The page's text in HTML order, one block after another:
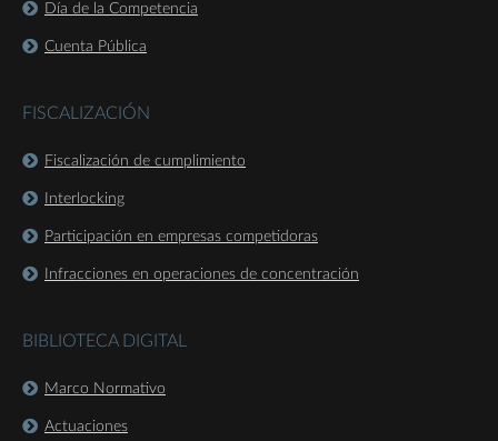
Día de la Competencia
Cuenta Pública
FISCALIZACIÓN
Fiscalización de cumplimiento
Interlocking
Participación en empresas competidoras
Infracciones en operaciones de concentración
BIBLIOTECA DIGITAL
Marco Normativo
Actuaciones